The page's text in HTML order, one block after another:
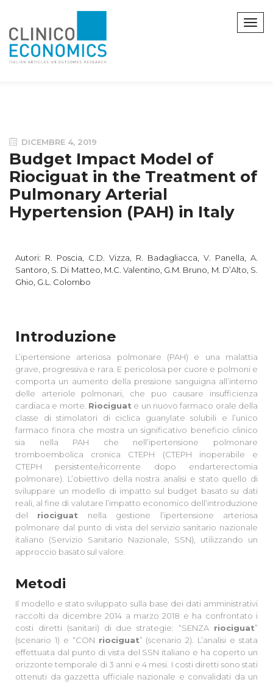
DICEMBRE 4, 2019
Budget Impact Model of
Riociguat in the Treatment of
Pulmonary Arterial
Hypertension (PAH) in Italy
Autori: R. Poscia, C.D. Vizza, R. Badagliacca, V. Panella, A.
Santoro, S. Di Matteo, M.C. Valentino, G.M. Bruno, M. D’Alto, S.
Ghio, G.L. Colombo
Introduzione
L’ipertensione arteriosa polmonare (PAH) e una malattia
grave, progressiva e rara. E pericolosa per cuore e polmoni e
comporta un aumento della pressione sanguigna all’interno
delle arteriole polmonari, che puo causare insufficienza
cardiaca e morte. Riociguat e un nuovo farmaco orale della
classe di stimolatori di ciclica guanylate solubili e l’unico
farmaco finora che mostra un significativo beneficio clinico
sia nella PAH che nell’ipertensione polmonare
tromboembolica cronica CTEPH (CTEPH inoperabile e
CTEPH persistente/ricorrente dopo endarterectomia
polmonare). L’obiettivo della nostra analisi e stato quello di
sviluppare un modello di impatto sul budget basato su dati
reali, al fine di valutare l’impatto economico dell’introduzione
del riociguat nella gestione l’ipertensione arteriosa
polmonare dal punto di vista del servizio sanitario nazionale
italiano (Servizio Sanitario Nazionale, SSN), utilizzando un
approccio basato sul valore.
Metodi
Il modello e stato sviluppato sulla base dei dati amministrativi
raccolti da dicembre 2014 a marzo 2018 e ha confrontato i
costi diretti (sanitari) di due strategie: “SENZA riociguat”
(scenario 1) e “CON riociguat” (scenario 2). L’analisi e stata
effettuata dal punto di vista del SSN italiano e ha coperto un
orizzonte temporale di 3 anni e 4 mesi. I costi diretti sono stati
ottenuti da gazzetta ufficiale nazionale e convalidati da un